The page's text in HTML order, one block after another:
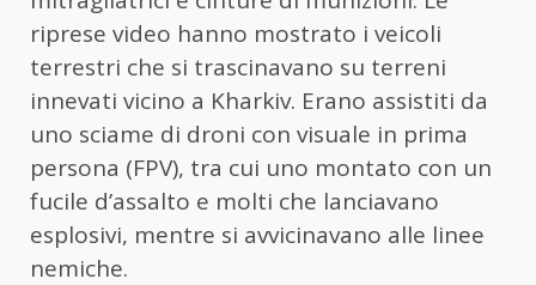
riprese video hanno mostrato i veicoli
terrestri che si trascinavano su terreni
innevati vicino a Kharkiv. Erano assistiti da
uno sciame di droni con visuale in prima
persona (FPV), tra cui uno montato con un
fucile d’assalto e molti che lanciavano
esplosivi, mentre si avvicinavano alle linee
nemiche.